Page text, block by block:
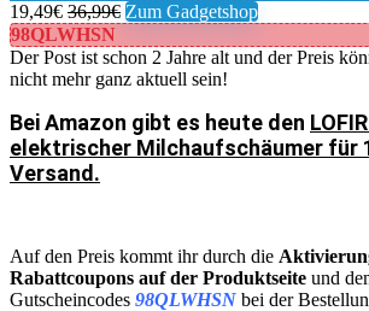
19,49€ 36,99€ Zum Gadgetshop
98QLWHSN
Der Post ist schon 2 Jahre alt und der Preis
nicht mehr ganz aktuell sein!
Bei Amazon gibt es heute den
elektrischer Milchaufschäumer für
Versand.
Auf den Preis kommt ihr durch die
Rabattcoupons auf der Produktseite und
Gutscheincodes 98QLWHSN bei der